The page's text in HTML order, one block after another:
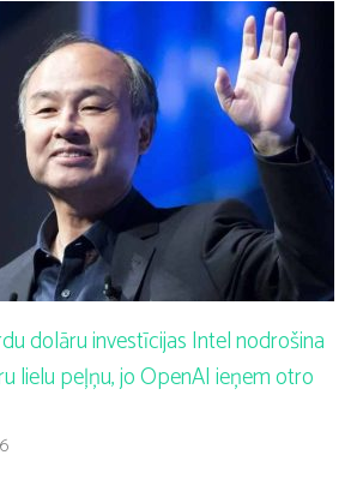
dolāru investīcijas Intel nodrošina
lielu peļņu, jo OpenAI ieņem otro